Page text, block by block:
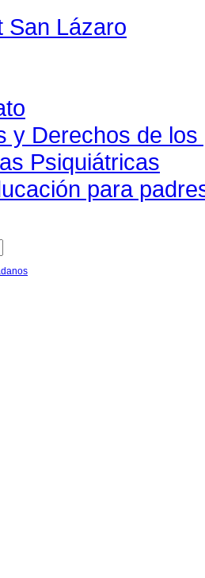
San Lázaro
y Derechos de los
Psiquiátricas
para